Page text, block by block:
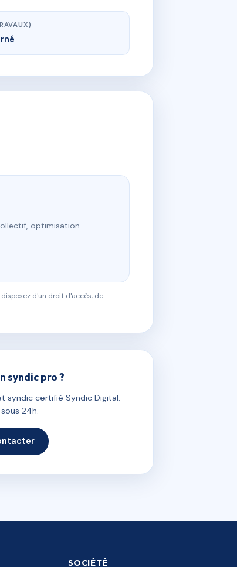
optimisation
d'un droit d'accès, de
syndic pro ?
syndic certifié Syndic Digital.
24h.
SOCIÉTÉ